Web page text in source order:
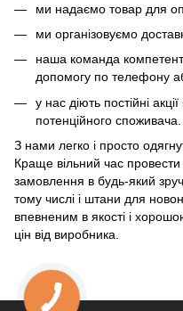
ми надаємо товар для
ми організовуємо
наша команда
допомогу по телефону
у нас діють постійні
потенційного споживача.
З нами легко і просто
Краще вільний час
замовлення в будь-який
тому числі і штани для
впевненим в якості і
цін від виробника.